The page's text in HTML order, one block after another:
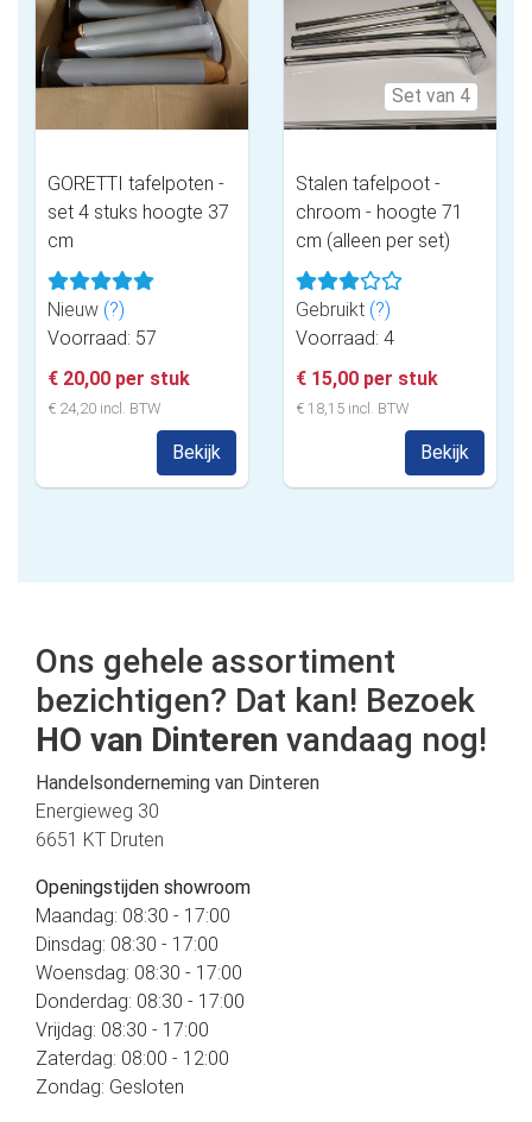
GORETTI tafelpoten -
set 4 stuks hoogte 37
cm
Nieuw (?)
Voorraad: 57
€ 20,00 per stuk
€ 24,20 incl. BTW
Bekijk
Set van 4
Stalen tafelpoot -
chroom - hoogte 71
cm (alleen per set)
Gebruikt (?)
Voorraad: 4
€ 15,00 per stuk
€ 18,15 incl. BTW
Bekijk
Ons gehele assortiment
bezichtigen? Dat kan! Bezoek
HO van Dinteren vandaag nog!
Handelsonderneming van Dinteren
Energieweg 30
6651 KT Druten
Openingstijden showroom
Maandag: 08:30 - 17:00
Dinsdag: 08:30 - 17:00
Woensdag: 08:30 - 17:00
Donderdag: 08:30 - 17:00
Vrijdag: 08:30 - 17:00
Zaterdag: 08:00 - 12:00
Zondag: Gesloten